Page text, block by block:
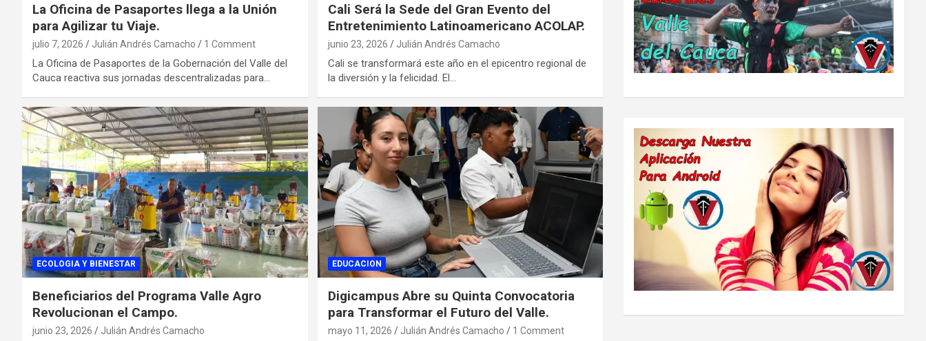
La Oficina de Pasaportes llega a la Unión
para Agilizar tu Viaje.
julio 7, 2026 Julián Andrés Camacho 1 Comment
La Oficina de Pasaportes de la Gobernación del Valle del
Cauca reactiva sus jornadas descentralizadas para…
Cali Será la Sede del Gran Evento del
Entretenimiento Latinoamericano ACOLAP.
junio 23, 2026 Julián Andrés Camacho
Cali se transformará este año en el epicentro regional de
la diversión y la felicidad. El…
ECOLOGIA Y BIENESTAR
Beneficiarios del Programa Valle Agro
Revolucionan el Campo.
junio 23, 2026 Julián Andrés Camacho
EDUCACION
Digicampus Abre su Quinta Convocatoria
para Transformar el Futuro del Valle.
mayo 11, 2026 Julián Andrés Camacho 1 Comment